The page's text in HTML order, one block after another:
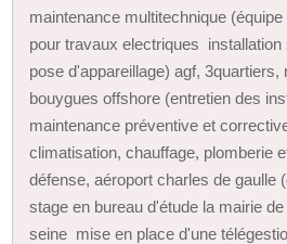
maintenance multitechnique
pour travaux electriques installation
pose d'appareillage) agf, 3quartiers,
bouygues offshore (entretien des
maintenance préventive et
climatisation, chauffage, plomberie
défense, aéroport charles de gaulle
stage en bureau d'étude la mairie
seine mise en place d'une